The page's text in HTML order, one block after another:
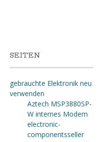
SEITEN
gebrauchte Elektronik neu
verwenden
Aztech MSP3880SP-
W internes Modem
electronic-
componentsseller